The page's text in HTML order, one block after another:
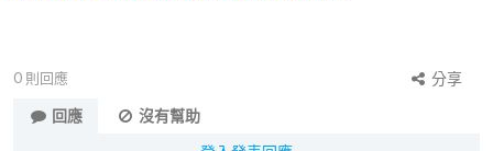
0 則回應
分享
回應
沒有幫助